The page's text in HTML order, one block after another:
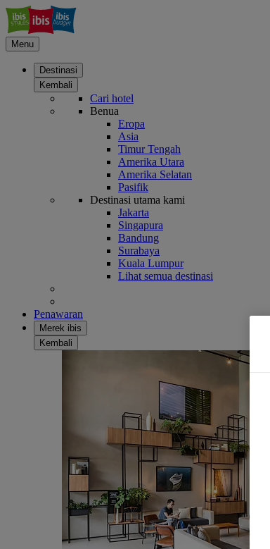
Menu
Destinasi
Kembali
Cari hotel
Benua
Eropa
Asia
Timur Tengah
Amerika Utara
Amerika Selatan
Pasifik
Destinasi utama kami
Jakarta
Singapura
Bandung
Surabaya
Kuala Lumpur
Lihat semua destinasi
Penawaran
Merek ibis
Kembali